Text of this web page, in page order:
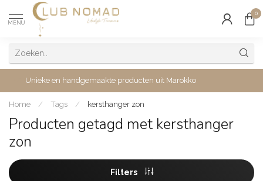
MENU
0
Unieke en handgemaakte producten uit Marokko
Home / Tags / kersthanger zon
Producten getagd met kersthanger
zon
Filters